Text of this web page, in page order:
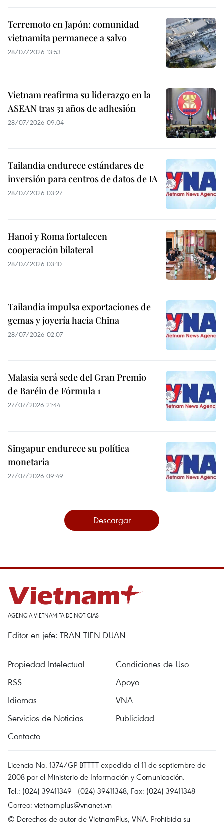
Terremoto en Japón: comunidad
vietnamita permanece a salvo
28/07/2026 13:53
Vietnam reafirma su liderazgo en la
ASEAN tras 31 años de adhesión
28/07/2026 09:04
Tailandia endurece estándares de
inversión para centros de datos de IA
28/07/2026 03:27
Hanoi y Roma fortalecen
cooperación bilateral
28/07/2026 03:10
Tailandia impulsa exportaciones de
gemas y joyería hacia China
28/07/2026 02:07
Malasia será sede del Gran Premio
de Baréin de Fórmula 1
27/07/2026 21:44
Singapur endurece su política
monetaria
27/07/2026 09:49
Descargar
AGENCIA VIETNAMITA DE NOTICIAS
Editor en jefe: TRAN TIEN DUAN
Propiedad Intelectual
Condiciones de Uso
RSS
Apoyo
Idiomas
VNA
Servicios de Noticias
Publicidad
Contacto
Licencia No. 1374/GP-BTTTT expedida el 11 de septiembre de
2008 por el Ministerio de Información y Comunicación.
Tel.: (024) 39411349 - (024) 39411348, Fax: (024) 39411348
Correo: vietnamplus@vnanet.vn
© Derechos de autor de VietnamPlus, VNA. Prohibida su